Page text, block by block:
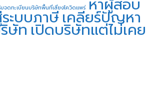
บจดทะเบียนบริษัทพื้นที่เสี่ยงโควิดแพร่ หาผู้สอบ
ระบบภาษี เคลียร์ปัญหา
ษัทเปิดบริษัทแต่ไม่เคย